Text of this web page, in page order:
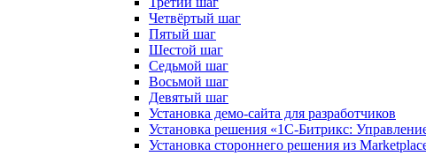
Четвёртый шаг
Пятый шаг
Шестой шаг
Седьмой шаг
Восьмой шаг
Девятый шаг
Установка демо-сайта для разработчиков
Установка решения «1C-Битрикс:
Установка стороннего решения из